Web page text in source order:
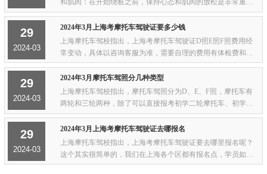
和肌肉：在开始绕桩之前，保持心态和肌肉的放松是非常重要
的，双腿自然夹住车体，这有助于保持平衡和控制摩托车。2.
找准进杆的角度和速度：绕桩开始后，要...
29
2024-03
2024年3月上海考摩托车驾驶证要多少钱
上海摩托车驾校指出，上海考摩托车驾驶证D照E照F照费用经
常变动，具体以咨询客服为准，需要自理的费用有体检费和考
试费，所有费用明码标价，大家完全可以放心，同时摩托车简
单易学，考试周期短，基本上考前来一两次就...
29
2024-03
2024年3月摩托车驾照分几种类型
上海摩托车驾校指出，摩托车驾照分为D、E、F照，摩托车有
两轮和三轮两种，除了可以直接报考初学二轮摩托车、初学三
轮摩托车外，还可申请增驾二轮摩托车、增驾三轮摩托车。摩
托车驾照分几种类型D照是普通三轮摩托车，...
29
2024-03
2024年3月上海考摩托车驾驶证去哪报名
上海摩托车驾校指出，上海考摩托车驾驶证要去哪里报名呢？
这个其实很简单的，我们在上海各个区都有报名点，学员如果
要考摩托车驾驶证的话，只要提前网上预约或电话预约好，我